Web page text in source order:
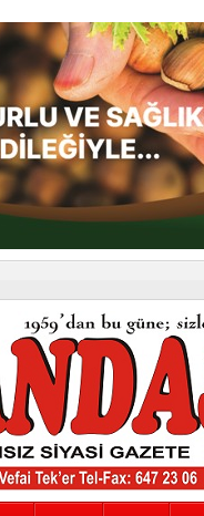
istifa depremi yaşandı!
BESLENME
Yönetmelik kapsamlı şekilde